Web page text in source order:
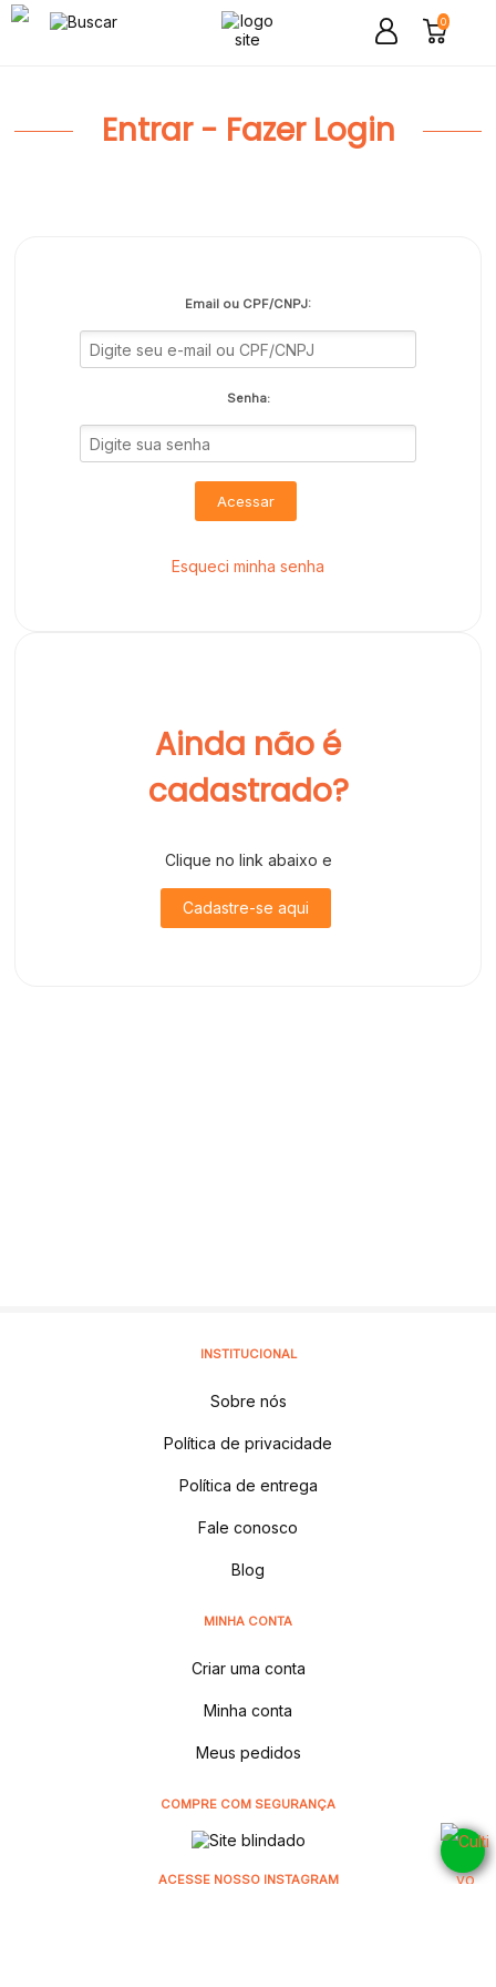
0
Entrar - Fazer Login
Email ou CPF/CNPJ:
Senha:
Acessar
Esqueci minha senha
Ainda não é
cadastrado?
Clique no link abaixo e
Cadastre-se aqui
INSTITUCIONAL
Sobre nós
Política de privacidade
Política de entrega
Fale conosco
Blog
MINHA CONTA
Criar uma conta
Minha conta
Meus pedidos
COMPRE COM SEGURANÇA
ACESSE NOSSO INSTAGRAM